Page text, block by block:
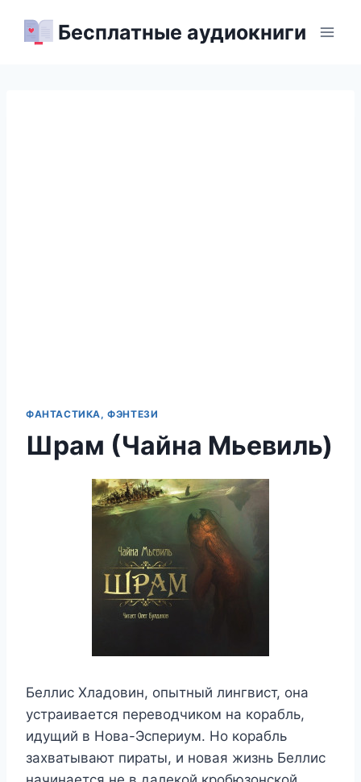
Бесплатные аудиокниги
ФАНТАСТИКА, ФЭНТЕЗИ
Шрам (Чайна Мьевиль)
Беллис Хладовин, опытный лингвист, она
устраивается переводчиком на корабль,
идущий в Нова-Эспериум. Но корабль
захватывают пираты, и новая жизнь Беллис